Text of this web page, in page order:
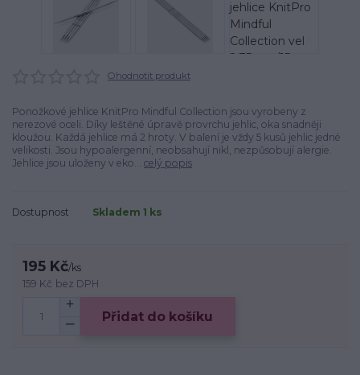
Ohodnotit produkt
Ponožkové jehlice KnitPro Mindful Collection jsou vyrobeny z
nerezové oceli. Díky leštěné úpravě provrchu jehlic, oka snadněji
kloužou. Každá jehlice má 2 hroty. V balení je vždy 5 kusů jehlic jedné
velikosti. Jsou hypoalergenní, neobsahují nikl, nezpůsobují alergie.
Jehlice jsou uloženy v eko... celý popis
Dostupnost Skladem 1 ks
195 Kč/ks
159 Kč bez DPH
Přidat do košíku